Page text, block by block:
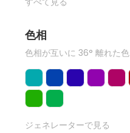
色相
色相が互いに 36° 離れた色
ジェネレーターで見る